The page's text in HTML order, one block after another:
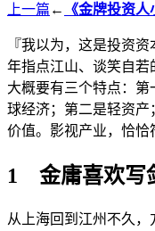
上一篇 ← 《金牌投资人
『我以为，这是投资
年指点江山、谈笑自若
大概要有三个特点：
球经济；第二是轻资
价值。影视产业，恰恰
1 金庸喜欢写
从上海回到江州不久